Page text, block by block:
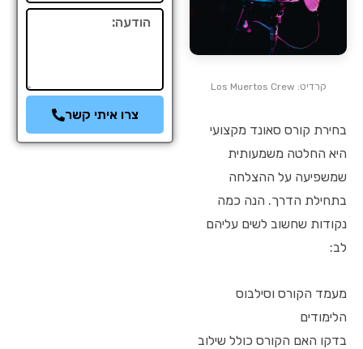
קרדיט: Los Muertos Crew
בחירת קורס סאונד מקצועי
היא החלטה משמעותית
שמשפיעה על ההצלחה
בתחילת הדרך. הנה כמה
נקודות שחשוב לשים עליהם
לב:
מעמד הקורס וסילבוס
הלימודים
בדקו האם הקורס כולל שילוב
הודעה
צרו איתי קשר